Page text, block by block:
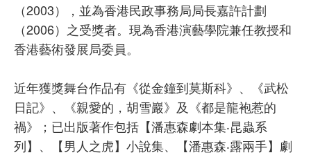
（2003），並為香港民政事務局局長嘉許計劃
（2006）之受獎者。現為香港演藝學院兼任教授和
香港藝術發展局委員。
近年獲獎舞台作品有《從金鐘到莫斯科》、《武松
日記》、《親愛的，胡雪巖》及《都是龍袍惹的
禍》；已出版著作包括【潘惠森劇本集‧昆蟲系
列】、【男人之虎】小說集、【潘惠森‧露兩手】劇